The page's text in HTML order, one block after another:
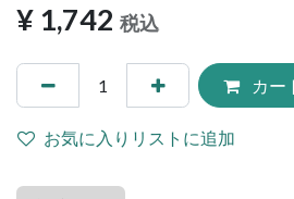
¥ 1,742 税込
カー
お気に入りリストに追加